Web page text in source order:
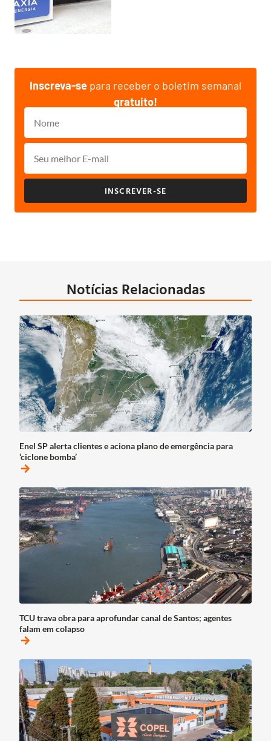
Inscreva-se para receber o boletim semanal
gratuito!
INSCREVER-SE
Notícias Relacionadas
Enel SP alerta clientes e aciona plano de emergência para
‘ciclone bomba’
arrow_forward
TCU trava obra para aprofundar canal de Santos; agentes
falam em colapso
arrow_forward